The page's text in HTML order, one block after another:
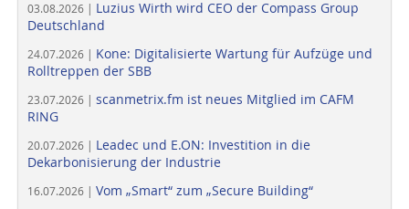
03.08.2026 | Luzius Wirth wird CEO der Compass Group
Deutschland
24.07.2026 | Kone: Digitalisierte Wartung für Aufzüge und
Rolltreppen der SBB
23.07.2026 | scanmetrix.fm ist neues Mitglied im CAFM
RING
20.07.2026 | Leadec und E.ON: Investition in die
Dekarbonisierung der Industrie
16.07.2026 | Vom „Smart“ zum „Secure Building“